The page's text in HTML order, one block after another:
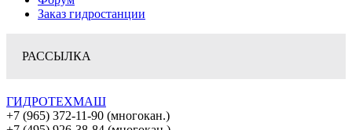
Заказ гидростанции
РАССЫЛКА
ГИДРОТЕХМАШ
+7 (965) 372-11-90 (многокан.)